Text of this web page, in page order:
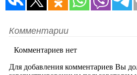
Комментарии
Комментариев нет
Для добавления комментариев Вы